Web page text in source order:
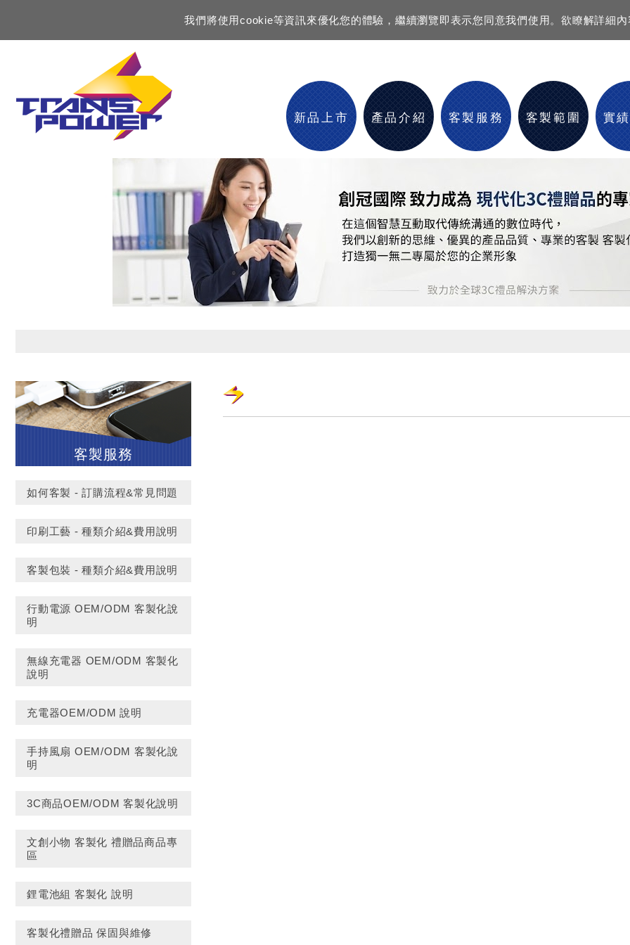
我們將使用cookie等資訊來優化您的體驗，繼續瀏覽即表示您同意我們使用。欲瞭解詳細內
新品上市 產品介紹 客製服務 客製範圍 實
客製服務
如何客製 - 訂購流程&常見問題
印刷工藝 - 種類介紹&費用說明
客製包裝 - 種類介紹&費用說明
行動電源 OEM/ODM 客製化說
明
無線充電器 OEM/ODM 客製化
說明
充電器OEM/ODM 說明
手持風扇 OEM/ODM 客製化說
明
3C商品OEM/ODM 客製化說明
文創小物 客製化 禮贈品商品專
區
鋰電池組 客製化 說明
客製化禮贈品 保固與維修